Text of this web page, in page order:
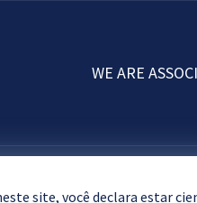
site, você declara estar
WE ARE